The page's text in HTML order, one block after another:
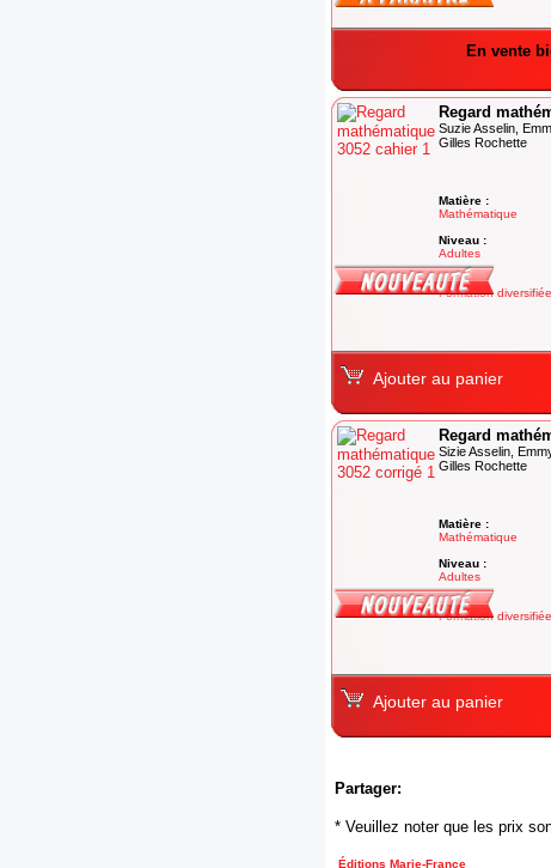
En vente
Regard
Suzie Asselin,
Gilles Rochette
Matière :
Mathématique
Niveau :
Adultes
Degré :
Formation diversifiée
Ajouter au panier
Regard
Sizie Asselin,
Gilles Rochette
Matière :
Mathématique
Niveau :
Adultes
Degré :
Formation diversifiée
Ajouter au panier
Partager:
* Veuillez noter que les prix
Éditions Marie-France